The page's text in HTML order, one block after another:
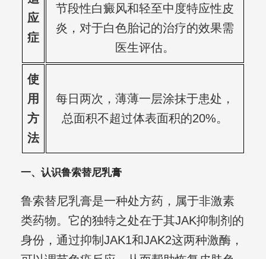
应
症
节段性白癜风和轻至中度特应性皮
炎，对于白色胎记的治疗的效果需
医生评估。
使
用
方
法
每日两次，薄薄一层涂抹于患处，
总面积不超过体表面积的20%。
一、认识鲁索替尼乳膏
鲁索替尼乳膏是一种处方药，属于非激素
类药物。它的独特之处在于其JAK抑制剂的
身份，通过抑制JAK1和JAK2这两种激酶，